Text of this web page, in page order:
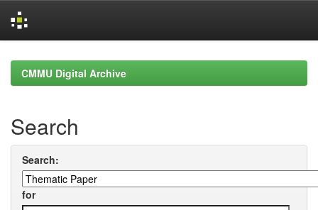
navigationCMMU Digital Archive
Search
Search:
for